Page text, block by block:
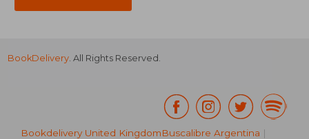
BookDelivery . All Rights Reserved.
Bookdelivery United KingdomBuscalibre Argentina |